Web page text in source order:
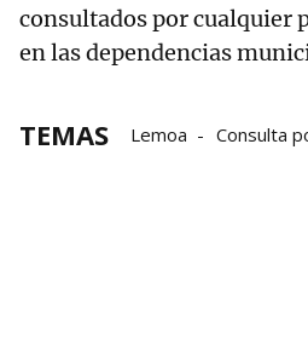
consultados por cualquier
en las dependencias
TEMAS Lemoa Consulta